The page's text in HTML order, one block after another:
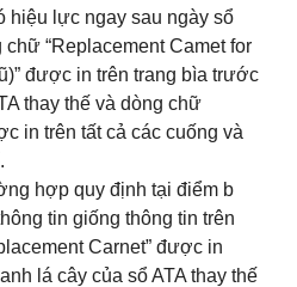
hiệu lực ngay sau ngày sổ
“Replacement Camet for
được in trên trang bìa trước
thay thế và dòng chữ
in trên tất cả các cuống và
hợp quy định tại điểm b
tin giống thông tin trên
Carnet” được in
lá cây của sổ ATA thay thế